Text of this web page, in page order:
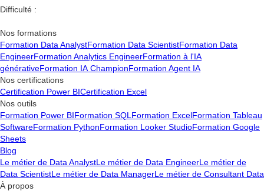
Difficulté :
Nos formations
Formation Data AnalystFormation Data ScientistFormation Data
EngineerFormation Analytics EngineerFormation à l'IA
générativeFormation IA ChampionFormation Agent IA
Nos certifications
Certification Power BICertification Excel
Nos outils
Formation Power BIFormation SQL Formation ExcelFormation Tableau
SoftwareFormation PythonFormation Looker StudioFormation Google
Sheets
Blog
Le métier de Data AnalystLe métier de Data EngineerLe métier de
Data ScientistLe métier de Data ManagerLe métier de Consultant Data
À propos